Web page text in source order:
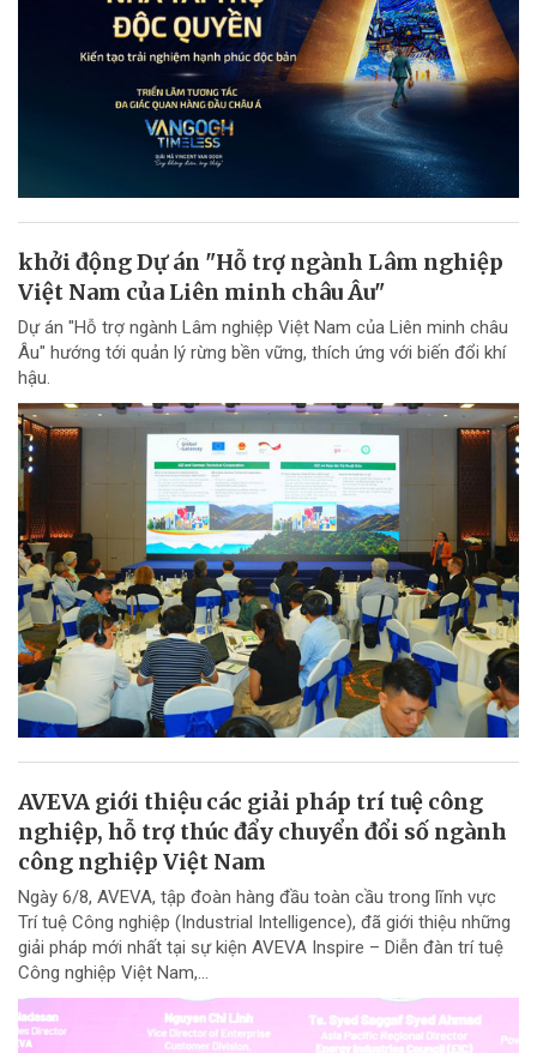
khởi động Dự án "Hỗ trợ ngành Lâm nghiệp
Việt Nam của Liên minh châu Âu"
Dự án "Hỗ trợ ngành Lâm nghiệp Việt Nam của Liên minh châu
Âu" hướng tới quản lý rừng bền vững, thích ứng với biến đổi khí
hậu.
AVEVA giới thiệu các giải pháp trí tuệ công
nghiệp, hỗ trợ thúc đẩy chuyển đổi số ngành
công nghiệp Việt Nam
Ngày 6/8, AVEVA, tập đoàn hàng đầu toàn cầu trong lĩnh vực
Trí tuệ Công nghiệp (Industrial Intelligence), đã giới thiệu những
giải pháp mới nhất tại sự kiện AVEVA Inspire – Diễn đàn trí tuệ
Công nghiệp Việt Nam,...